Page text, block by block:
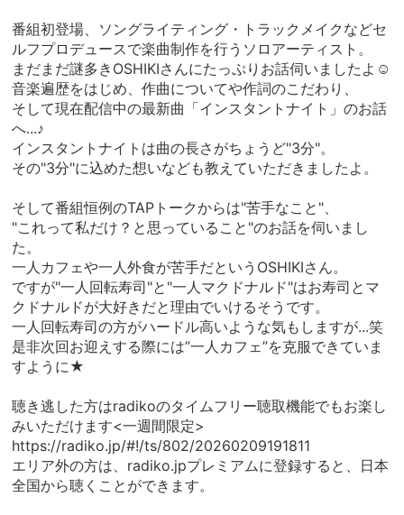
番組初登場、ソングライティング・トラックメイクなどセ
ルフプロデュースで楽曲制作を行うソロアーティスト。
まだまだ謎多きOSHIKIさんにたっぷりお話伺いましたよ☺︎
音楽遍歴をはじめ、作曲についてや作詞のこだわり、
そして現在配信中の最新曲「インスタントナイト」のお話
へ...♪
インスタントナイトは曲の長さがちょうど"3分"。
その"3分"に込めた想いなども教えていただきましたよ。
そして番組恒例のTAPトークからは"苦手なこと"、
"これって私だけ？と思っていること"のお話を伺いまし
た。
一人カフェや一人外食が苦手だというOSHIKIさん。
ですが"一人回転寿司"と"一人マクドナルド"はお寿司とマ
クドナルドが大好きだと理由でいけるそうです。
一人回転寿司の方がハードル高いような気もしますが...笑
是非次回お迎えする際には”一人カフェ”を克服できていま
すように★
聴き逃した方はradikoのタイムフリー聴取機能でもお楽し
みいただけます<一週間限定>
https://radiko.jp/#!/ts/802/20260209191811
エリア外の方は、radiko.jpプレミアムに登録すると、日本
全国から聴くことができます。